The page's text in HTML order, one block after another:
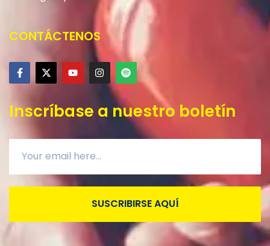
CONTÁCTENOS
Inscríbase a nuestro boletín
SUSCRIBIRSE AQUÍ